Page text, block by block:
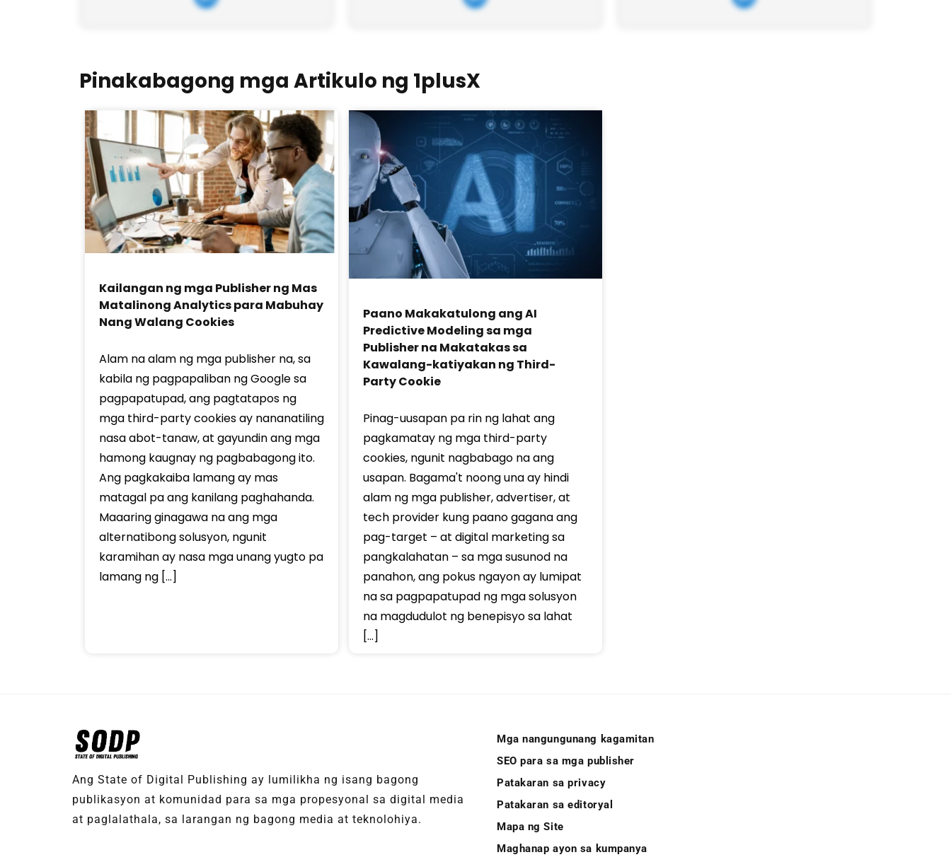
Pinakabagong mga Artikulo ng 1plusX
Kailangan ng mga Publisher ng Mas
Matalinong Analytics para Mabuhay
Nang Walang Cookies
Alam na alam ng mga publisher na, sa
kabila ng pagpapaliban ng Google sa
pagpapatupad, ang pagtatapos ng
mga third-party cookies ay nananatiling
nasa abot-tanaw, at gayundin ang mga
hamong kaugnay ng pagbabagong ito.
Ang pagkakaiba lamang ay mas
matagal pa ang kanilang paghahanda.
Maaaring ginagawa na ang mga
alternatibong solusyon, ngunit
karamihan ay nasa mga unang yugto pa
lamang ng […]
Paano Makakatulong ang AI
Predictive Modeling sa mga
Publisher na Makatakas sa
Kawalang-katiyakan ng Third-
Party Cookie
Pinag-uusapan pa rin ng lahat ang
pagkamatay ng mga third-party
cookies, ngunit nagbabago na ang
usapan. Bagama't noong una ay hindi
alam ng mga publisher, advertiser, at
tech provider kung paano gagana ang
pag-target – at digital marketing sa
pangkalahatan – sa mga susunod na
panahon, ang pokus ngayon ay lumipat
na sa pagpapatupad ng mga solusyon
na magdudulot ng benepisyo sa lahat
[…]
Ang State of Digital Publishing ay lumilikha ng isang bagong
publikasyon at komunidad para sa mga propesyonal sa digital media
at paglalathala, sa larangan ng bagong media at teknolohiya.
Mga nangungunang kagamitan
SEO para sa mga publisher
Patakaran sa privacy
Patakaran sa editoryal
Mapa ng Site
Maghanap ayon sa kumpanya